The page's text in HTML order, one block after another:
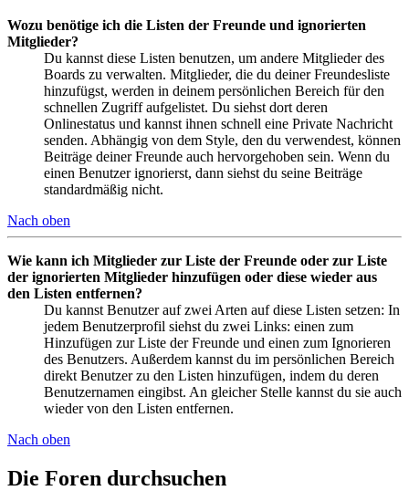
Wozu benötige ich die Listen der Freunde und ignorierten
Mitglieder?
Du kannst diese Listen benutzen, um andere Mitglieder des
Boards zu verwalten. Mitglieder, die du deiner Freundesliste
hinzufügst, werden in deinem persönlichen Bereich für den
schnellen Zugriff aufgelistet. Du siehst dort deren
Onlinestatus und kannst ihnen schnell eine Private Nachricht
senden. Abhängig von dem Style, den du verwendest, können
Beiträge deiner Freunde auch hervorgehoben sein. Wenn du
einen Benutzer ignorierst, dann siehst du seine Beiträge
standardmäßig nicht.
Nach oben
Wie kann ich Mitglieder zur Liste der Freunde oder zur Liste
der ignorierten Mitglieder hinzufügen oder diese wieder aus
den Listen entfernen?
Du kannst Benutzer auf zwei Arten auf diese Listen setzen: In
jedem Benutzerprofil siehst du zwei Links: einen zum
Hinzufügen zur Liste der Freunde und einen zum Ignorieren
des Benutzers. Außerdem kannst du im persönlichen Bereich
direkt Benutzer zu den Listen hinzufügen, indem du deren
Benutzernamen eingibst. An gleicher Stelle kannst du sie auch
wieder von den Listen entfernen.
Nach oben
Die Foren durchsuchen